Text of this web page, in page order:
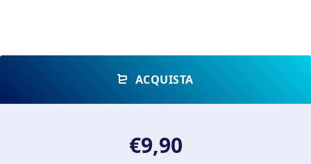
ACQUISTA
€9,90